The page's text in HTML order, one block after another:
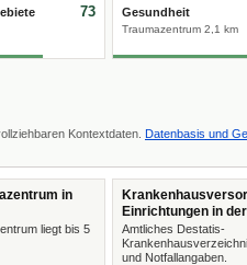
73 Gesundheit
Traumazentrum 2,1 km
Kontextdaten. Datenbasis und
in
liegt bis 5
Einrichtungen in
Amtliches Destatis-
und Notfallangaben.